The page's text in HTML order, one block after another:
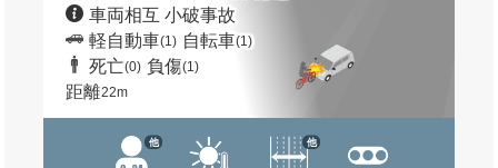
車両相互 小破事故
軽自動車(1) 自転車(1)
死亡(0) 負傷(1)
距離22m
他 他